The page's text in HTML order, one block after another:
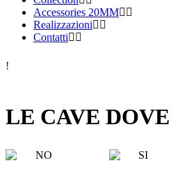
Accessories 20MM
Realizzazioni
Contatti
LE CAVE DOVE
NO SI